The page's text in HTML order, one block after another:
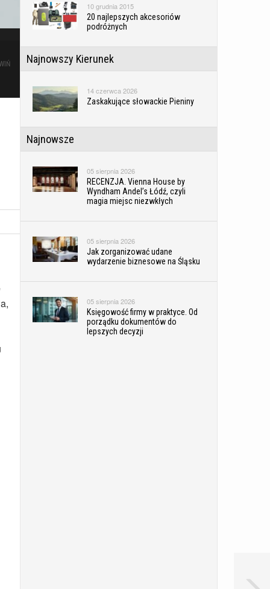
10 grudnia 2015
20 najlepszych akcesoriów
podróżnych
Najnowszy Kierunek
14 czerwca 2026
Zaskakujące słowackie Pieniny
Najnowsze
05 sierpnia 2026
RECENZJA. Vienna House by
Wyndham Andel’s Łódź, czyli
magia miejsc niezwkłych
05 sierpnia 2026
Jak zorganizować udane
wydarzenie biznesowe na Śląsku
05 sierpnia 2026
Księgowość firmy w praktyce. Od
porządku dokumentów do
lepszych decyzji